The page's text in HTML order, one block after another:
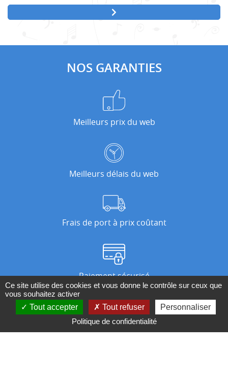
NOS GARANTIES
Meilleurs prix du web
Meilleurs délais du web
Frais de port à prix coûtant
Paiement sécurisé
Nos magasins
Ce site utilise des cookies et vous donne le contrôle sur ceux que
vous souhaitez activer
Tout accepter
Tout refuser
Personnaliser
Politique de confidentialité